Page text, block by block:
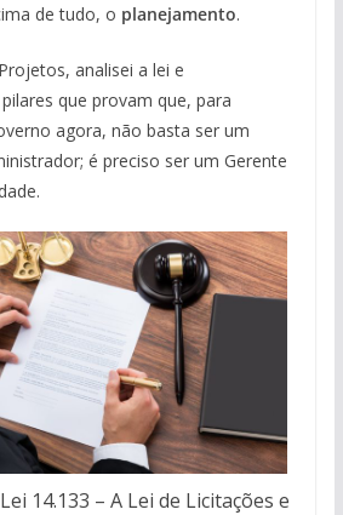
de tudo, o planejamento.
analisei a lei e
que provam que, para
agora, não basta ser um
é preciso ser um Gerente
14.133 – A Lei de Licitações e